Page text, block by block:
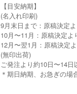
【目安納期】
(名入れ印刷)
9月末日まで：原稿決定
10月〜11月：原稿決定
12月〜翌1月：原稿決定
(無印出荷)
ご発注より約10日〜14日
＊期日納期、お急ぎの場